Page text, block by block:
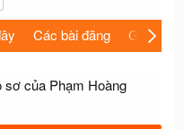
Các bài đăng Giới thiệu
sơ của Phạm Hoàng